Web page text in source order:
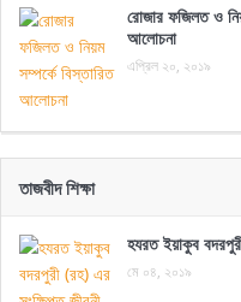
রোজার ফজিলত ও
আলোচনা
এপ্রিল ২০, ২০১৯
তাজবীদ শিক্ষা
হযরত ইয়াকুব
মে ০৪, ২০১৯